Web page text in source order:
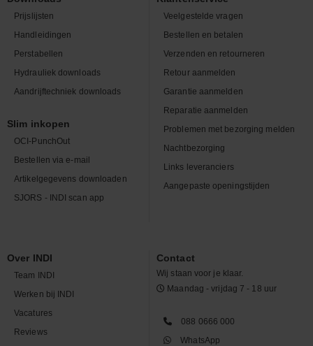
Prijslijsten
Handleidingen
Perstabellen
Hydrauliek downloads
Aandrijftechniek downloads
Slim inkopen
OCI-PunchOut
Bestellen via e-mail
Artikelgegevens downloaden
SJORS - INDI scan app
Veelgestelde vragen
Bestellen en betalen
Verzenden en retourneren
Retour aanmelden
Garantie aanmelden
Reparatie aanmelden
Problemen met bezorging melden
Nachtbezorging
Links leveranciers
Aangepaste openingstijden
Over INDI
Team INDI
Werken bij INDI
Vacatures
Reviews
Contact
Wij staan voor je klaar.
Maandag - vrijdag 7 - 18 uur
088 0666 000
WhatsApp